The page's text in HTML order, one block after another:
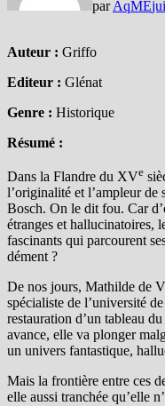
parAqME
Auteur : Griffo
Editeur : Glénat
Genre : Historique
Résumé :
Dans la Flandre du XVe
l’originalité et l’ampleur
Bosch. On le dit fou. Car
étranges et hallucinatoires,
fascinants qui parcourent
dément ?
De nos jours, Mathilde de
spécialiste de l’université
restauration d’un tableau
avance, elle va plonger
un univers fantastique,
Mais la frontière entre ces
elle aussi tranchée qu’elle